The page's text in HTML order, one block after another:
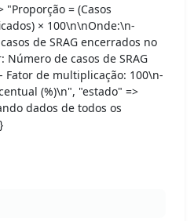
= (Casos
× 100\n\nOnde:\n-
de SRAG encerrados no
de casos de SRAG
de multiplicação: 100\n-
(%)\n", "estado" =>
dados de todos os